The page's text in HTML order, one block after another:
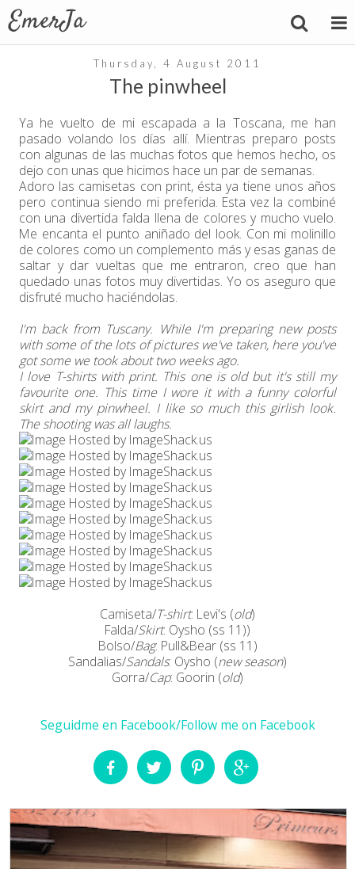
Thursday, 4 August 2011
The pinwheel
Ya he vuelto de mi escapada a la Toscana, me han
pasado volando los días allí. Mientras preparo posts
con algunas de las muchas fotos que hemos hecho, os
dejo con unas que hicimos hace un par de semanas.
Adoro las camisetas con print, ésta ya tiene unos años
pero continua siendo mi preferida. Esta vez la combiné
con una divertida falda llena de colores y mucho vuelo.
Me encanta el punto aniñado del look. Con mi molinillo
de colores como un complemento más y esas ganas de
saltar y dar vueltas que me entraron, creo que han
quedado unas fotos muy divertidas. Yo os aseguro que
disfruté mucho haciéndolas.
I'm back from Tuscany. While I'm preparing new posts
with some of the lots of pictures we've taken, here you've
got some we took about two weeks ago.
I love T-shirts with print. This one is old but it's still my
favourite one. This time I wore it with a funny colorful
skirt and my pinwheel. I like so much this girlish look.
The shooting was all laughs.
Camiseta/T-shirt: Levi's (old)
Falda/Skirt: Oysho (ss 11))
Bolso/Bag: Pull&Bear (ss 11)
Sandalias/Sandals: Oysho (new season)
Gorra/Cap: Goorin (old)
Seguidme en Facebook/Follow me on Facebook